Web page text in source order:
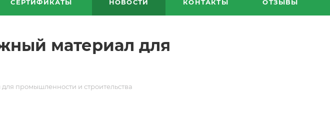
СЕРТИФИКАТЫ НОВОСТИ КОНТАКТЫ ОТЗЫВЫ
материал для
промышленности и строительства